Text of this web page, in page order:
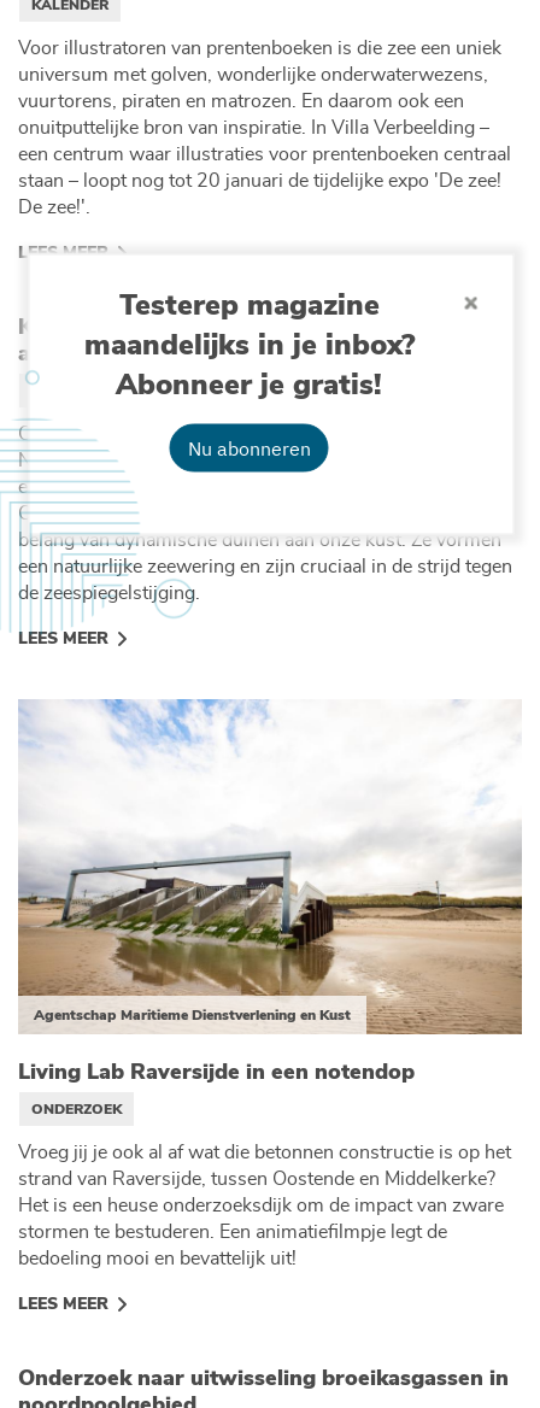
Testerep magazine
maandelijks in je inbox?
Abonneer je gratis!
Nu abonneren
KALENDER
Voor illustratoren van prentenboeken is die zee een uniek
universum met golven, wonderlijke onderwaterwezens,
vuurtorens, piraten en matrozen. En daarom ook een
onuitputtelijke bron van inspiratie. In Villa Verbeelding –
een centrum waar illustraties voor prentenboeken centraal
staan – loopt nog tot 20 januari de tijdelijke expo 'De zee!
De zee!'.
LEES MEER
Kustsymposium: Is er nog ruimte voor duinen
aan onze kust?
KALENDER
Op 22 september organiseert de Kustwerkgroep van
Natuurpunt, samen met de West-Vlaamse Milieufederatie
en WWF België, een kustsymposium op de InnovOcean
Campus in Oostende. De studiedag zal draaien rond het
belang van dynamische duinen aan onze kust. Ze vormen
een natuurlijke zeewering en zijn cruciaal in de strijd tegen
de zeespiegelstijging.
LEES MEER
Agentschap Maritieme Dienstverlening en Kust
Living Lab Raversijde in een notendop
ONDERZOEK
Vroeg jij je ook al af wat die betonnen constructie is op het
strand van Raversijde, tussen Oostende en Middelkerke?
Het is een heuse onderzoeksdijk om de impact van zware
stormen te bestuderen. Een animatiefilmpje legt de
bedoeling mooi en bevattelijk uit!
LEES MEER
Onderzoek naar uitwisseling broeikasgassen in